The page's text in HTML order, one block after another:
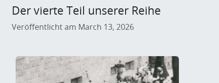
Der vierte Teil unserer Reihe
Veröffentlicht am March 13, 2026